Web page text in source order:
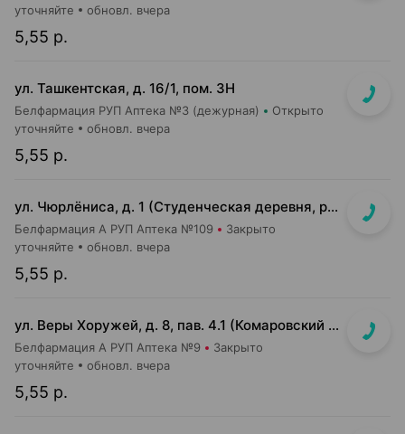
5,55 р.
уточняйте обновл. вчера
ул. Ташкентская, д. 16/1, пом. 3Н
Белфармация РУП Аптека №3 (дежурная) Открыто
5,55 р.
уточняйте обновл. вчера
ул. Чюрлёниса, д. 1 (Студенческая деревня, рядом с г-том "Алми").
Белфармация А РУП Аптека №109 Закрыто
5,55 р.
уточняйте обновл. вчера
ул. Веры Хоружей, д. 8, пав. 4.1 (Комаровский р-к, 1-й этаж)
Белфармация А РУП Аптека №9 Закрыто
5,55 р.
уточняйте обновл. вчера